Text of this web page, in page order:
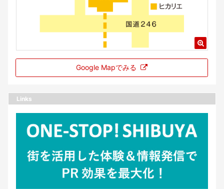
Google Mapでみる
Links